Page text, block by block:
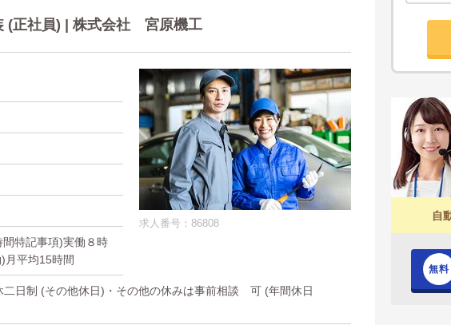
(正社員) | 株式会社 宮原機工
求人番号：86808
特記事項)実働８時
月平均15時間
二日制 (その他休日)・その他の休みは事前相談 可 (年間休日
自